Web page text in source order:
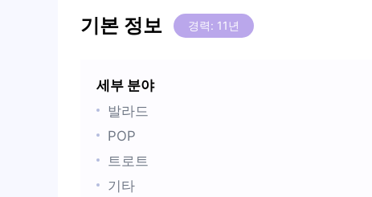
기본 정보 경력: 11년
세부 분야
발라드
POP
트로트
기타